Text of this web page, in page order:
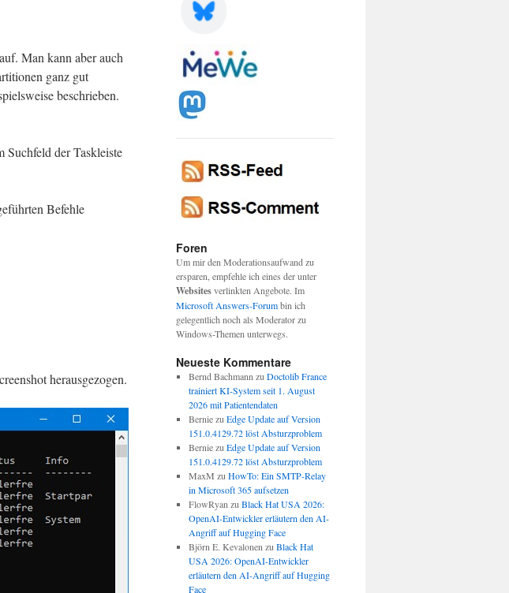
Man kann aber auch
ganz gut
beschrieben.
Suchfeld der Taskleiste
Befehle
herausgezogen.
Foren
Um mir den Moderationsaufwand zu
ersparen, empfehle ich eines der unter
Websitesverlinkten Angebote. Im
Microsoft Answers-Forumbin ich
gelegentlich noch als Moderator zu
Windows-Themen unterwegs.
Neueste Kommentare
Bernd Bachmann zu Doctolib France
trainiert KI-System seit 1. August
2026 mit Patientendaten
Berniezu Edge Update auf Version
151.0.4129.72 löst Absturzproblem
Berniezu Edge Update auf Version
151.0.4129.72 löst Absturzproblem
MaxM zu HowTo: Ein SMTP-Relay
in Microsoft 365 aufsetzen
FlowRyan zu Black Hat USA 2026:
OpenAI-Entwickler erläutern den AI-
Angriff auf Hugging Face
Björn E. Kevalonen zu Black Hat
USA 2026: OpenAI-Entwickler
erläutern den AI-Angriff auf Hugging
Face